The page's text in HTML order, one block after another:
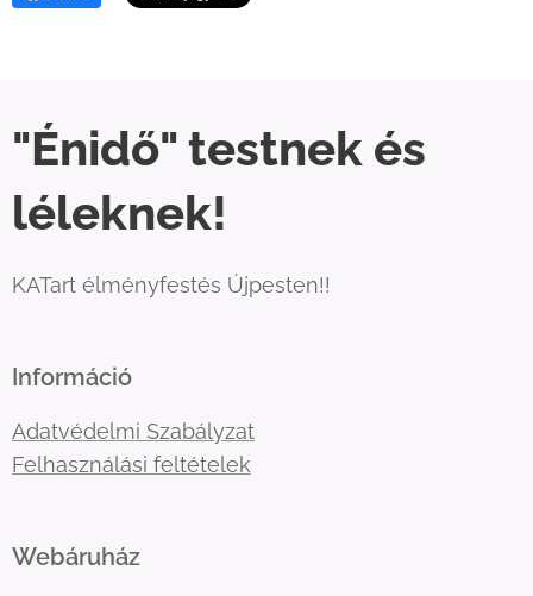
"Énidő" testnek és
léleknek!
KATart élményfestés Újpesten!!
Információ
Adatvédelmi Szabályzat
Felhasználási feltételek
Webáruház